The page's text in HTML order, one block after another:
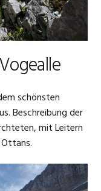
schönsten
Beschreibung der
mit Leitern